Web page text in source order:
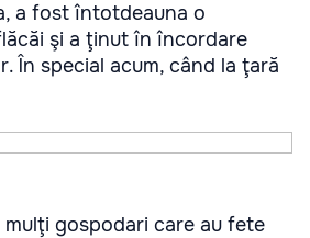
a fost întotdeauna o
şi a ţinut în încordare
În special acum, când la ţară
mulţi gospodari care au fete